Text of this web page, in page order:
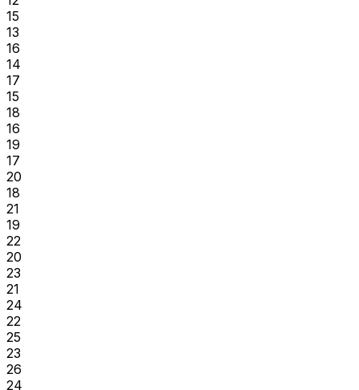
15
13
16
14
17
15
18
16
19
17
20
18
21
19
22
20
23
21
24
22
25
23
26
24